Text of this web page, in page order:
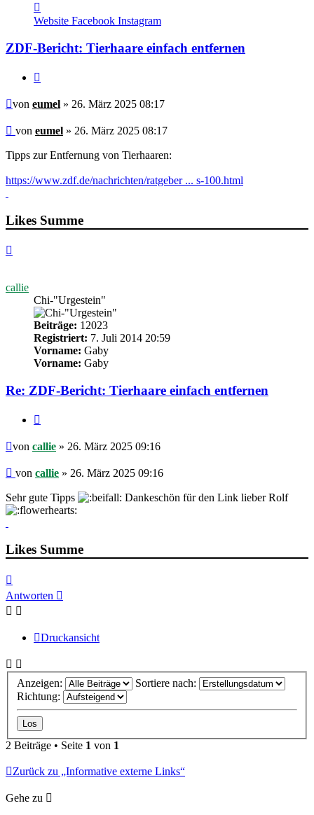
von
eumel
Website Facebook Instagram
ZDF-Bericht: Tierhaare einfach entfernen
Beitrag
von eumel » 26. März 2025 08:17
Beitrag
von eumel » 26. März 2025 08:17
Tipps zur Entfernung von Tierhaaren:
https://www.zdf.de/nachrichten/ratgeber ... s-100.html
Likes Summe
callie
Chi-"Urgestein"
Beiträge: 12023
Registriert: 7. Juli 2014 20:59
Vorname: Gaby
Vorname: Gaby
Re: ZDF-Bericht: Tierhaare einfach entfernen
Beitrag
von callie » 26. März 2025 09:16
Beitrag
von callie » 26. März 2025 09:16
Sehr gute Tipps Dankeschön für den Link lieber Rolf
Likes Summe
oben
Antworten
Druckansicht
Anzeigen:
Sortiere nach:
Richtung:
2 Beiträge • Seite 1 von 1
Zurück zu „Informative externe Links“
Gehe zu